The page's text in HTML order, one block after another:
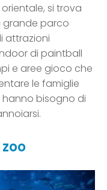
si trova
grande parco
attrazioni
di paintball
e aree gioco che
le famiglie
bisogno di